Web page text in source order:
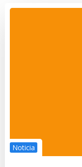
Noticia